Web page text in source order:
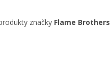
značky Flame Brothers